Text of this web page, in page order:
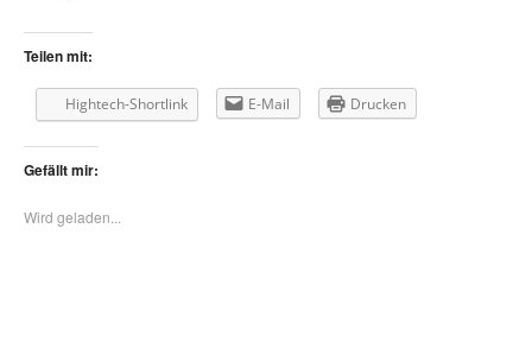
Teilen mit:
Hightech-Shortlink E-Mail Drucken
Gefällt mir:
Wird geladen...